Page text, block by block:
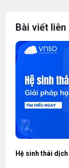
Bài viết liên
Hệ sinh thái dịch